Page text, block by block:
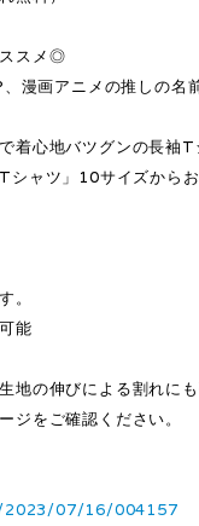
ススメ◎
漫画アニメの推しの名
着心地バツグンの長袖T
ャツ」10サイズからお
。
能
地の伸びによる割れに
ジをご確認ください。
07/16/004157